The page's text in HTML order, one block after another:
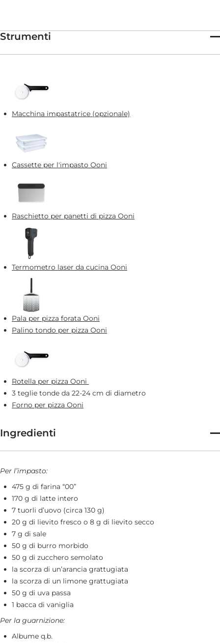
Strumenti
Macchina impastatrice (opzionale)
Cassette per l'impasto Ooni
Raschietto per panetti di pizza Ooni
Termometro laser da cucina Ooni
Pala per pizza forata Ooni
Palino tondo per pizza Ooni
Rotella per pizza Ooni
3 teglie tonde da 22-24 cm di diametro
Forno per pizza Ooni
Ingredienti
Per l’impasto:
475 g di farina “00”
170 g di latte intero
7 tuorli d’uovo (circa 130 g)
20 g di lievito fresco o 8 g di lievito secco
7 g di sale
50 g di burro morbido
50 g di zucchero semolato
la scorza di un’arancia grattugiata
la scorza di un limone grattugiata
50 g di uva passa
1 bacca di vaniglia
Per la guarnizione:
Albume q.b.